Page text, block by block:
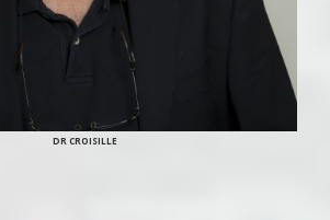
DR CROISILLE